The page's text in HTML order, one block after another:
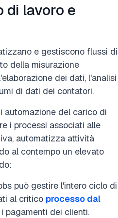
di lavoro e
e gestiscono flussi di
della misurazione
dei dati, l'analisi
di dati dei contatori.
automazione del carico di
i processi associati alle
automatizza attività
al contempo un elevato
può gestire l'intero ciclo di
al critico processo dal
pagamenti dei clienti.